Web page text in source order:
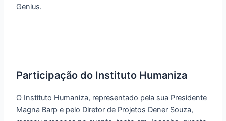
Genius.
Participação do Instituto Humaniza
O Instituto Humaniza, representado pela sua Presidente
Magna Barp e pelo Diretor de Projetos Dener Souza,